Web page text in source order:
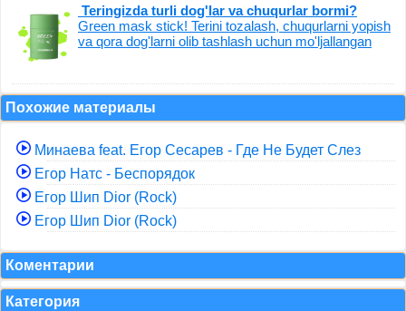
Teringizda turli dog'lar va chuqurlar bormi?
Green mask stick! Terini tozalash, chuqurlarni yopish
va qora dog'larni olib tashlash uchun mo'ljallangan
Похожие материалы
Минаева feat. Егор Сесарев - Где Не Будет Слез
Егор Натс - Беспорядок
Егор Шип Dior (Rock)
Егор Шип Dior (Rock)
Коментарии
Категория